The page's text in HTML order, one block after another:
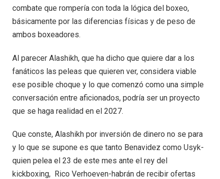
combate que rompería con toda la lógica del boxeo,
básicamente por las diferencias físicas y de peso de
ambos boxeadores.
Al parecer Alashikh, que ha dicho que quiere dar a los
fanáticos las peleas que quieren ver, considera viable
ese posible choque y lo que comenzó como una simple
conversación entre aficionados, podría ser un proyecto
que se haga realidad en el 2027.
Que conste, Alashikh por inversión de dinero no se para
y lo que se supone es que tanto Benavidez como Usyk-
quien pelea el 23 de este mes ante el rey del
kickboxing, Rico Verhoeven-habrán de recibir ofertas